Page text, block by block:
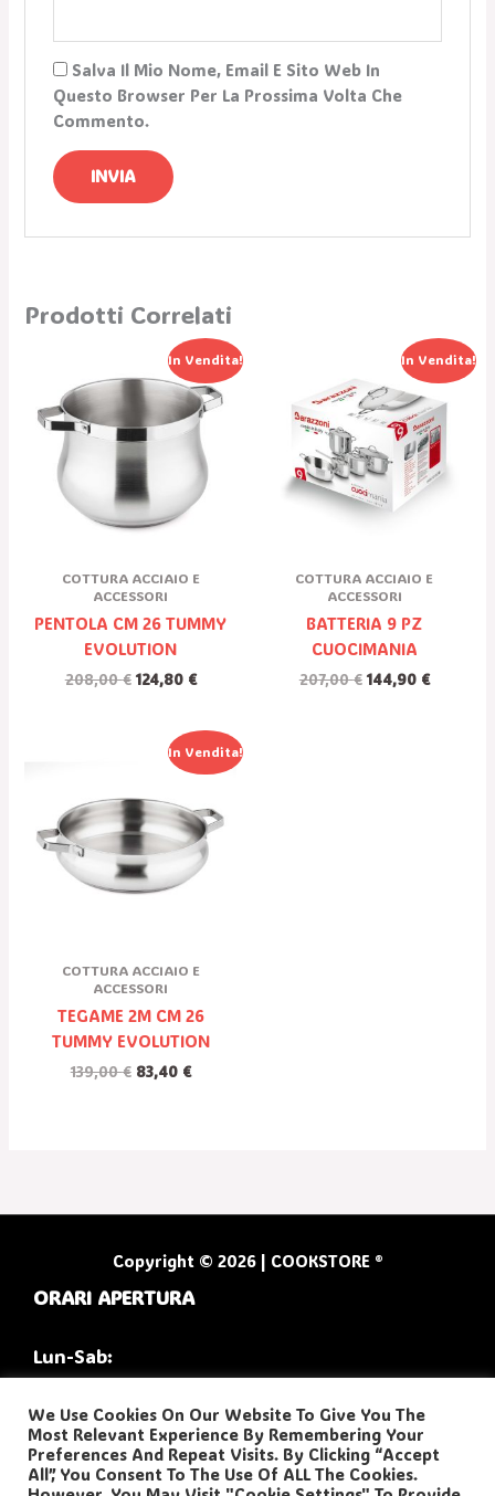
Salva Il Mio Nome, Email E Sito Web In
Questo Browser Per La Prossima Volta Che
Commento.
Prodotti Correlati
In Vendita!
COTTURA ACCIAIO E
ACCESSORI
PENTOLA CM 26 TUMMY
EVOLUTION
208,00€
Prezzo
Originale
Era:
208,00 €.
124,80 €
Prezzo
Attuale
È:
124,80 €.
In Vendita!
COTTURA ACCIAIO E
ACCESSORI
BATTERIA 9 PZ
CUOCIMANIA
207,00€
Prezzo
Originale
Era:
207,00 €.
144,90 €
Prezzo
È:
144,90 €.
In Vendita!
COTTURA ACCIAIO E
ACCESSORI
TEGAME 2M CM 26
TUMMY EVOLUTION
139,00€
Prezzo
Era:
139,00 €.
83,40 €
Il
Prezzo
83,40 €.
Copyright © 2026 | COOKSTORE ®
ORARI APERTURA
Lun-Sab:
9:30/13:00
16:30/20:00
We Use Cookies On Our Website To Give You The
Most Relevant Experience By Remembering Your
Preferences And Repeat Visits. By Clicking “Accept
All”, You Consent To The Use Of ALL The Cookies.